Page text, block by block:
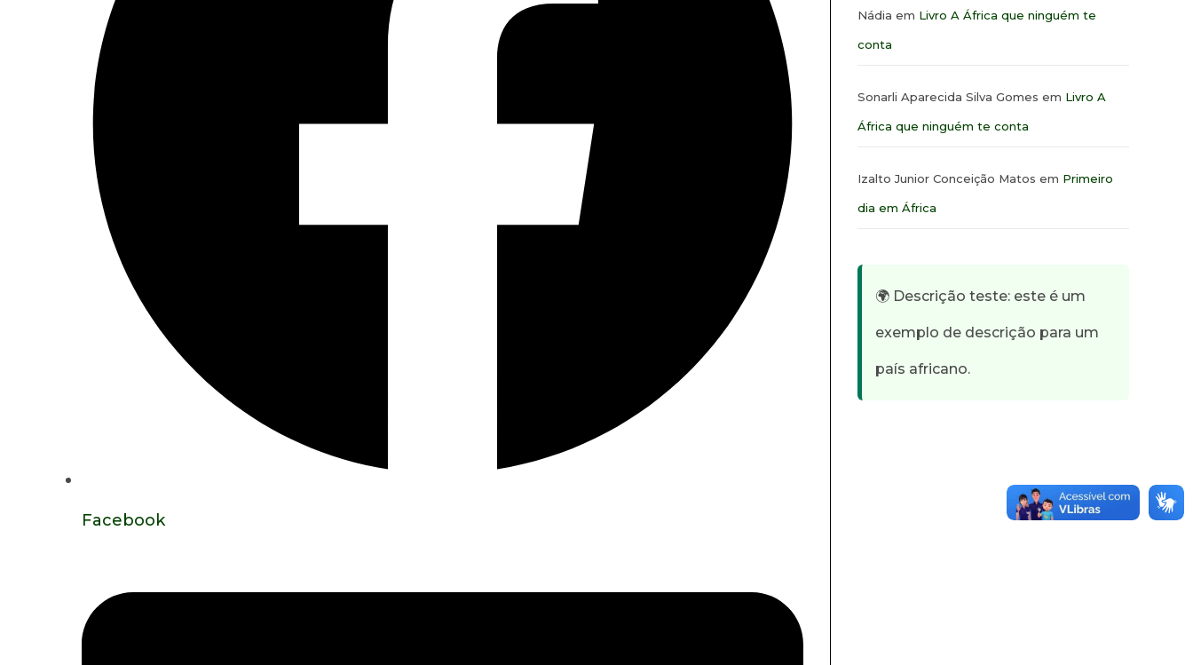
Facebook
Nádia em Livro A África que ninguém te
conta
Sonarli Aparecida Silva Gomes em Livro A
África que ninguém te conta
Izalto Junior Conceição Matos em Primeiro
dia em África
🌍 Descrição teste: este é um
exemplo de descrição para um
país africano.